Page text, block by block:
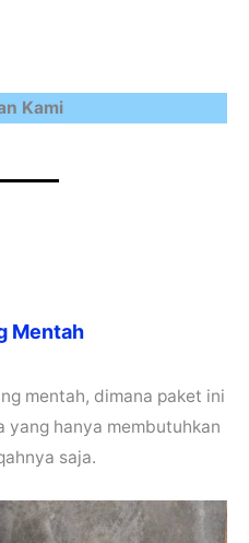
Kami
Mentah
mentah, dimana paket ini
yang hanya membutuhkan
saja.